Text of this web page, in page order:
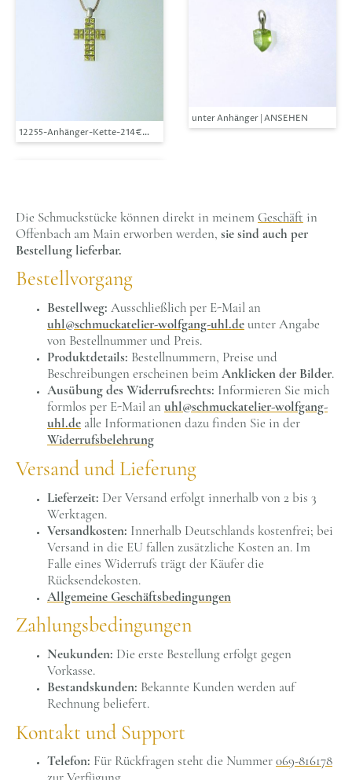
12255-Anhänger-Kette-214€-53cm-synthetischer Peridot-Silber
unter Anhänger | ANSEHEN
Die Schmuckstücke können direkt in meinemGeschäft in
Offenbach am Main erworben werden, sie sind auch per
Bestellung lieferbar.
Bestellvorgang
Bestellweg: Ausschließlich per E-Mail an
uhl@schmuckatelier-wolfgang-uhl.deunter Angabe
von Bestellnummer und Preis.
Produktdetails: Bestellnummern, Preise und
Beschreibungen erscheinen beimAnklicken der Bilder.
Ausübung des Widerrufsrechts: Informieren Sie mich
formlos per E-Mail an uhl@schmuckatelier-wolfgang-
uhl.de alle Informationen dazu finden Sie in der
Widerrufsbelehrung
Versand und Lieferung
Lieferzeit: Der Versand erfolgt innerhalb von 2 bis 3
Werktagen.
Versandkosten: Innerhalb Deutschlands kostenfrei; bei
Versand in die EU fallen zusätzliche Kosten an. Im
Falle eines Widerrufs trägt der Käufer die
Rücksendekosten.
Allgemeine Geschäftsbedingungen
Zahlungsbedingungen
Neukunden: Die erste Bestellung erfolgt gegen
Vorkasse.
Bestandskunden: Bekannte Kunden werden auf
Rechnung beliefert.
Kontakt und Support
Telefon: Für Rückfragen steht die Nummer069-816178